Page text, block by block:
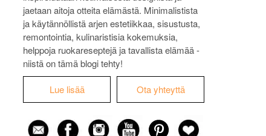
jaetaan aitoja otteita elämästä. Minimalistista
ja käytännöllistä arjen estetiikkaa, sisustusta,
remontointia, kulinaristisia kokemuksia,
helppoja ruokareseptejä ja tavallista elämää -
niistä on tämä blogi tehty!
Lue lisää Ota yhteyttä